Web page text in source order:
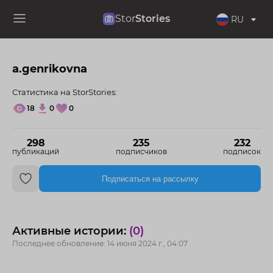
StorStories RU
a.genrikovna
298
публикаций
235
подписчиков
232
подписок
Статистика на StorStories:
18 0 0
Подписаться на рассылку
Активные истории: (0)
Последнее обновление: 14 июня 2024 г., 04:07